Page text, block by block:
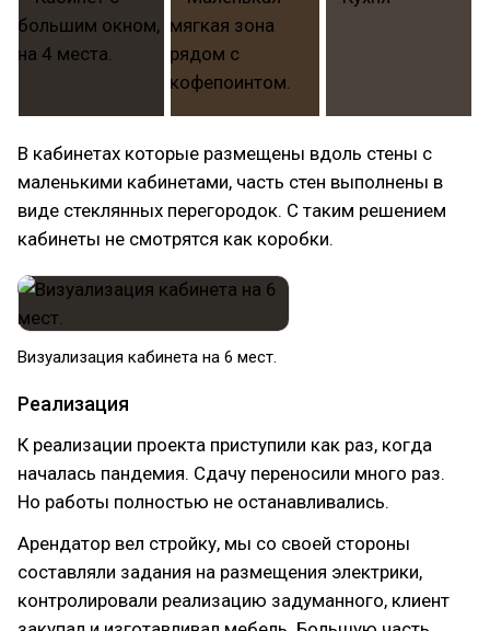
В кабинетах которые размещены вдоль стены с
маленькими кабинетами, часть стен выполнены в
виде стеклянных перегородок. С таким решением
кабинеты не смотрятся как коробки.
Визуализация кабинета на 6 мест.
Реализация
К реализации проекта приступили как раз, когда
началась пандемия. Сдачу переносили много раз.
Но работы полностью не останавливались.
Арендатор вел стройку, мы со своей стороны
составляли задания на размещения электрики,
контролировали реализацию задуманного, клиент